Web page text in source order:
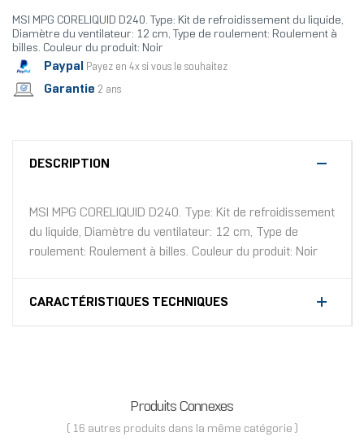
MSI MPG CORELIQUID D240. Type: Kit de refroidissement du liquide,
Diamètre du ventilateur: 12 cm, Type de roulement: Roulement à
billes. Couleur du produit: Noir
Paypal Payez en 4x si vous le souhaitez
Garantie 2 ans
DESCRIPTION
MSI MPG CORELIQUID D240. Type: Kit de refroidissement
du liquide, Diamètre du ventilateur: 12 cm, Type de
roulement: Roulement à billes. Couleur du produit: Noir
CARACTÉRISTIQUES TECHNIQUES
Produits Connexes
( 16 autres produits dans la même catégorie )